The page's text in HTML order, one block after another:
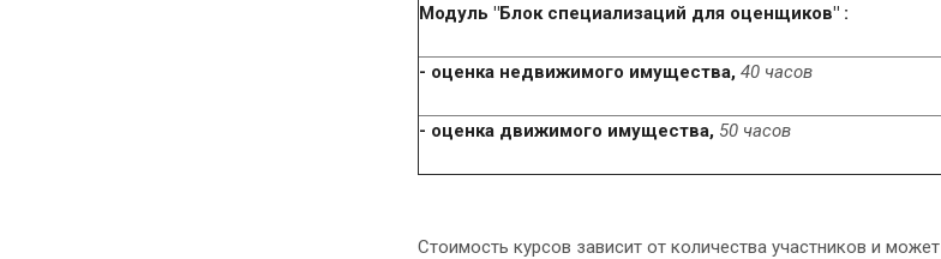
Модуль "Блок специализаций для оценщиков" :
- оценка недвижимого имущества, 40 часов
- оценка движимого имущества, 50 часов
Стоимость курсов зависит от количества участников и